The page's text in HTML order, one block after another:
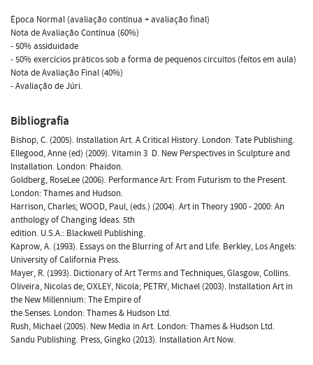
Época Normal (avaliação contínua + avaliação final)
Nota de Avaliação Contínua (60%)
- 50% assiduidade
- 50% exercícios práticos sob a forma de pequenos circuitos (feitos em aula)
Nota de Avaliação Final (40%)
- Avaliação de Júri.
Bibliografia
Bishop, C. (2005). Installation Art. A Critical History. London: Tate Publishing.
Ellegood, Anne (ed) (2009). Vitamin 3  D. New Perspectives in Sculpture and
Installation. London: Phaidon.
Goldberg, RoseLee (2006). Performance Art: From Futurism to the Present.
London: Thames and Hudson.
Harrison, Charles; WOOD, Paul, (eds.) (2004). Art in Theory 1900 - 2000: An
anthology of Changing Ideas. 5th
edition. U.S.A.: Blackwell Publishing.
Kaprow, A. (1993). Essays on the Blurring of Art and Life. Berkley, Los Angels:
University of California Press.
Mayer, R. (1993). Dictionary of Art Terms and Techniques, Glasgow, Collins.
Oliveira, Nicolas de; OXLEY, Nicola; PETRY, Michael (2003). Installation Art in
the New Millennium: The Empire of
the Senses. London: Thames & Hudson Ltd.
Rush, Michael (2005). New Media in Art. London: Thames & Hudson Ltd.
Sandu Publishing. Press, Gingko (2013). Installation Art Now.